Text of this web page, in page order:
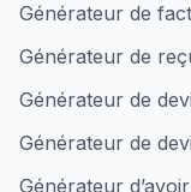
Générateur de
Générateur de
Générateur de
Générateur de
Générateur d’avoir